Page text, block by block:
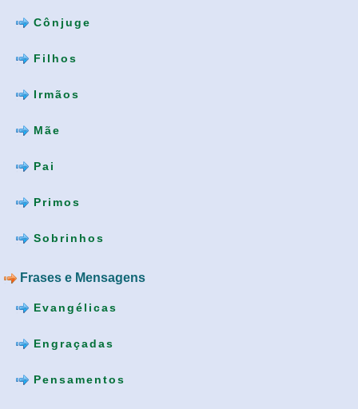
Cônjuge
Filhos
Irmãos
Mãe
Pai
Primos
Sobrinhos
Frases e Mensagens
Evangélicas
Engraçadas
Pensamentos